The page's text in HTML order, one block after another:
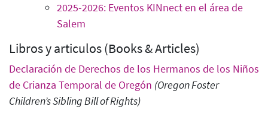
2025-2026: Eventos KINnect en el área de
Salem
Libros y articulos (Books & Articles)
Declaración de Derechos de los Hermanos de los Niños
de Crianza Temporal de Oregón (Oregon Foster
Children’s Sibling Bill of Rights)